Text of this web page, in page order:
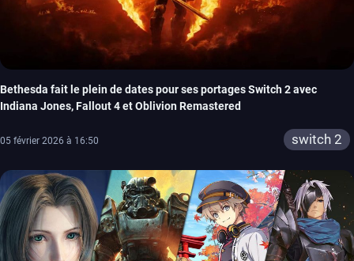
Bethesda fait le plein de dates pour ses portages Switch 2 avec
Indiana Jones, Fallout 4 et Oblivion Remastered
05 février 2026 à 16:50 switch 2